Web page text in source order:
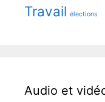
Travail élections
Audio et